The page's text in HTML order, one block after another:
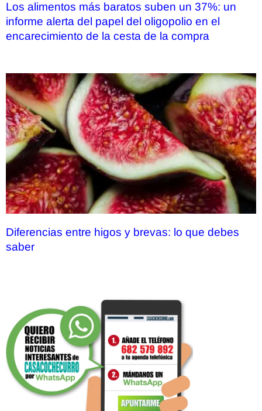
Los alimentos más baratos suben un 37%: un
informe alerta del papel del oligopolio en el
encarecimiento de la cesta de la compra
Diferencias entre higos y brevas: lo que debes
saber